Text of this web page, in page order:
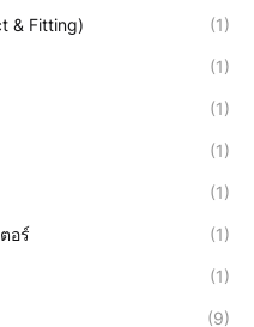
& Fitting) (1)
(1)
(1)
(1)
(1)
อร์ (1)
(1)
(9)